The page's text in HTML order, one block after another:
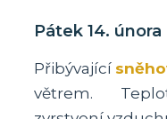
Pátek 14. února
Přibývající
větrem.